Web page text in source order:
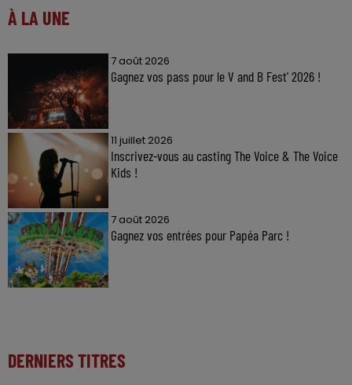
À LA UNE
7 août 2026
Gagnez vos pass pour le V and B Fest' 2026 !
11 juillet 2026
Inscrivez-vous au casting The Voice & The Voice
Kids !
7 août 2026
Gagnez vos entrées pour Papéa Parc !
DERNIERS TITRES